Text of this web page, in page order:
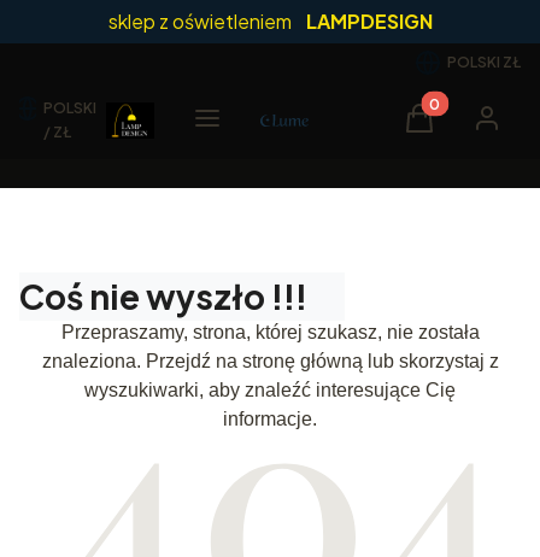
sklep z oświetleniem LAMPDESIGN
POLSKI ZŁ
POLSKI
/ ZŁ
Menu Produkty w
Koszyk
Coś nie wyszło !!!
Przepraszamy, strona, której szukasz, nie została
znaleziona. Przejdź na stronę główną lub skorzystaj z
wyszukiwarki, aby znaleźć interesujące Cię
informacje.